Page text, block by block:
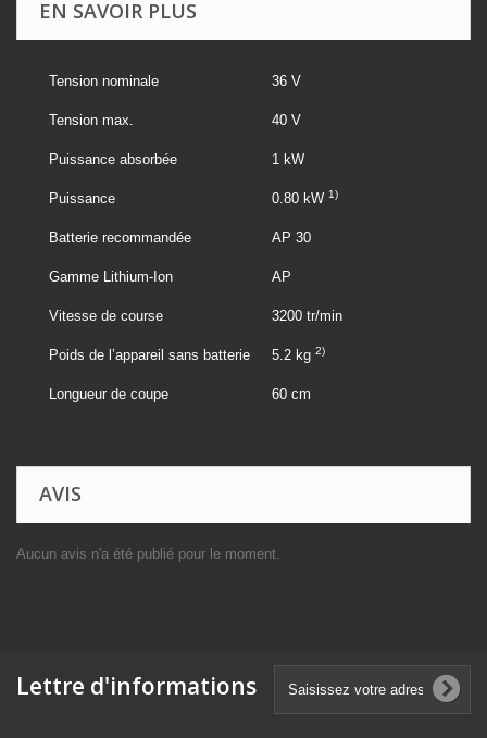
EN SAVOIR PLUS
Tension nominale 36 V
Tension max. 40 V
Puissance absorbée 1 kW
Puissance 0.80 kW 1)
Batterie recommandée AP 30
Gamme Lithium-Ion AP
Vitesse de course 3200 tr/min
Poids de l’appareil sans batterie 5.2 kg 2)
Longueur de coupe 60 cm
AVIS
Aucun avis n'a été publié pour le moment.
Lettre d'informations